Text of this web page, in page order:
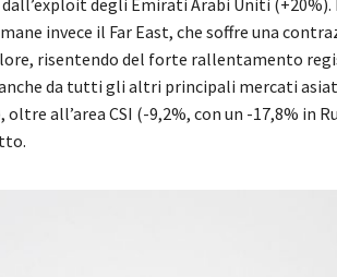
degli Emirati Arabi Uniti (+20%).
invece il Far East, che soffre una
risentendo del forte rallentamento
da tutti gli altri principali mercati
oltre all’area CSI (-9,2%, con un -17,8% in